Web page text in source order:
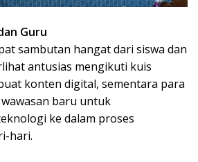
Guru
sambutan hangat dari siswa dan
antusias mengikuti kuis
konten digital, sementara para
baru untuk
ke dalam proses
hari.